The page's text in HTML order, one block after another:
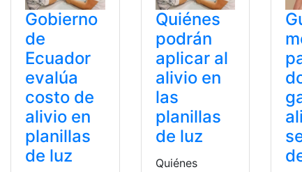
Gobierno
de
Ecuador
evalúa
costo de
alivio en
planillas
de luz
Quiénes
podrán
aplicar al
alivio en
las
planillas
de luz
Quiénes